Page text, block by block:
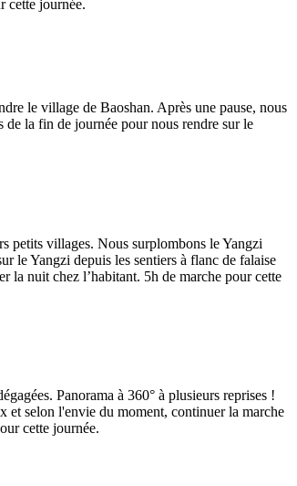
cette journée.
le village de Baoshan. Après une pause, nous
la fin de journée pour nous rendre sur le
petits villages. Nous surplombons le Yangzi
le Yangzi depuis les sentiers à flanc de falaise
la nuit chez l’habitant. 5h de marche pour cette
Panorama à 360° à plusieurs reprises !
et selon l'envie du moment, continuer la marche
cette journée.